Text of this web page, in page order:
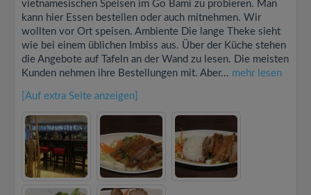
vietnamesischen Speisen im Go Bami zu probieren. Man
kann hier Essen bestellen oder auch mitnehmen. Wir
wollten vor Ort speisen. Ambiente Die lange Theke sieht
wie bei einem üblichen Imbiss aus. Über der Küche stehen
die Angebote auf Tafeln an der Wand zu lesen. Die meisten
Kunden nehmen ihre Bestellungen mit. Aber... mehr lesen
[Auf extra Seite anzeigen]